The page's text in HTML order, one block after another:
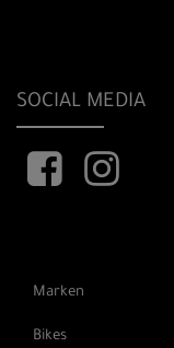
SOCIAL MEDIA
Marken
Bikes